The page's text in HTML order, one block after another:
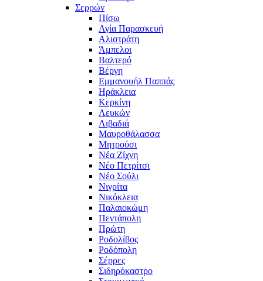
Σερρών
Πίσω
Αγία Παρασκευή
Αλιστράτη
Άμπελοι
Βαλτερό
Βέργη
Εμμανουήλ Παππάς
Ηράκλεια
Κερκίνη
Λευκών
Λιβαδιά
Μαυροθάλασσα
Μητρούσι
Νέα Ζίχνη
Νέο Πετρίτσι
Νέο Σούλι
Νιγρίτα
Νικόκλεια
Παλαιοκώμη
Πεντάπολη
Πρώτη
Ροδολίβος
Ροδόπολη
Σέρρες
Σιδηρόκαστρο